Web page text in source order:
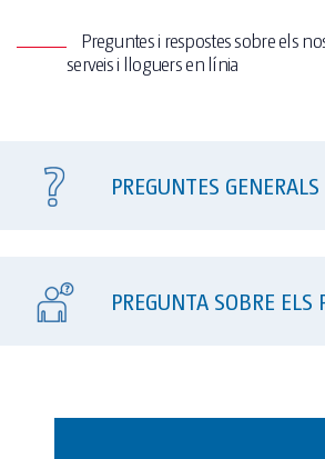
Preguntes i respostes sobre els
serveis i lloguers en línia
PREGUNTES GENERALS
PREGUNTA SOBRE ELS